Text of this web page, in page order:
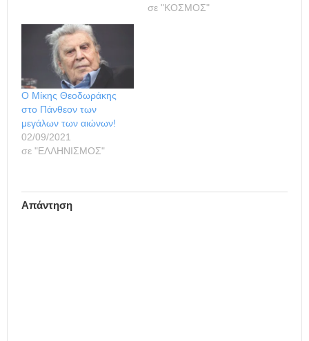
σε "ΚΟΣΜΟΣ"
Ο Μίκης Θεοδωράκης
στο Πάνθεον των
μεγάλων των αιώνων!
02/09/2021
σε "ΕΛΛΗΝΙΣΜΟΣ"
Απάντηση